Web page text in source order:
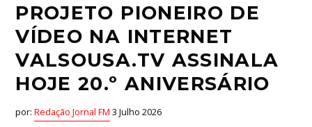
PROJETO PIONEIRO DE
VÍDEO NA INTERNET
VALSOUSA.TV ASSINALA
HOJE 20.º ANIVERSÁRIO
por:Redação Jornal FM 3 Julho 2026